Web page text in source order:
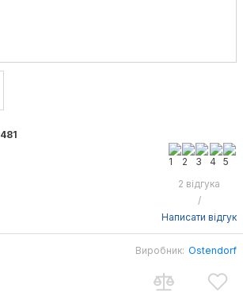
2 відгука
/
Написати відгук
Виробник: Ostendorf